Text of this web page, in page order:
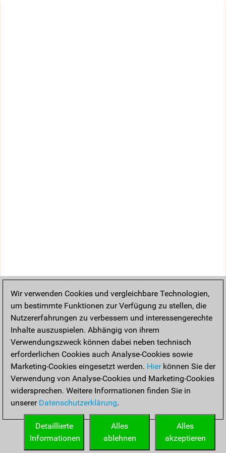
Wir verwenden Cookies und vergleichbare Technologien,
um bestimmte Funktionen zur Verfügung zu stellen, die
Nutzererfahrungen zu verbessern und interessengerechte
Inhalte auszuspielen. Abhängig von ihrem
Verwendungszweck können dabei neben technisch
erforderlichen Cookies auch Analyse-Cookies sowie
Marketing-Cookies eingesetzt werden. Hierkönnen Sie der
Verwendung von Analyse-Cookies und Marketing-Cookies
widersprechen. Weitere Informationen finden Sie in
unserer Datenschutzerklärung.
Alles
akzeptieren
Alles
ablehnen
Detaillierte
Informationen